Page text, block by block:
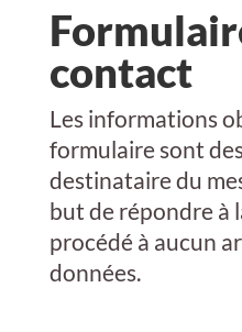
contact
Les informations
formulaire sont
destinataire du
but de répondre à
procédé à aucun
données.